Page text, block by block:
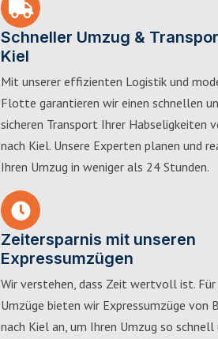
Schneller Umzug &
Kiel
Mit unserer effizienten Logistik und
Flotte garantieren wir einen schnellen
sicheren Transport Ihrer Habseligkeiten
nach Kiel. Unsere Experten planen und
Ihren Umzug in weniger als 24 Stunden.
Zeitersparnis mit unseren
Expressumzügen
Wir verstehen, dass Zeit wertvoll ist. Für
Umzüge bieten wir Expressumzüge von
nach Kiel an, um Ihren Umzug so schnell